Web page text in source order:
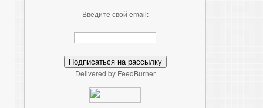
Введите свой email:
Delivered by FeedBurner